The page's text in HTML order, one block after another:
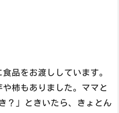
品をお渡ししています。
柿もありました。 ママと
？」ときいたら、きょとん